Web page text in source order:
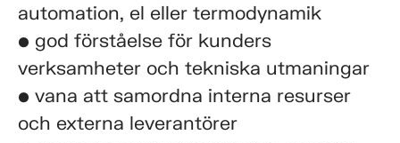
automation, el eller termodynamik
• god förståelse för kunders
verksamheter och tekniska utmaningar
• vana att samordna interna resurser
och externa leverantörer